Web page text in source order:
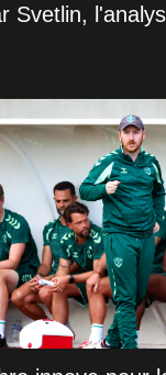
Svetlin,